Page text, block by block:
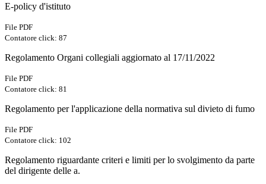
E-policy d'istituto
File PDF
Contatore click: 87
Regolamento Organi collegiali aggiornato al 17/11/2022
File PDF
Contatore click: 81
Regolamento per l'applicazione della normativa sul divieto di fumo
File PDF
Contatore click: 102
Regolamento riguardante criteri e limiti per lo svolgimento da parte
del dirigente delle a.